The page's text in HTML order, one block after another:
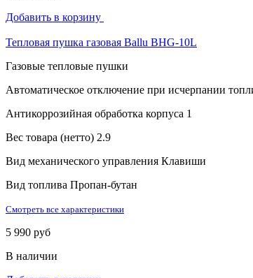
Добавить в корзину
Тепловая пушка газовая Ballu BHG-10L
Газовые тепловые пушки
Автоматическое отключение при исчерпании
Антикоррозийная обработка корпуса 1
Вес товара (нетто) 2.9
Вид механического управления Клавиши
Вид топлива Пропан-бутан
Смотреть все характеристики
5 990 руб
В наличии